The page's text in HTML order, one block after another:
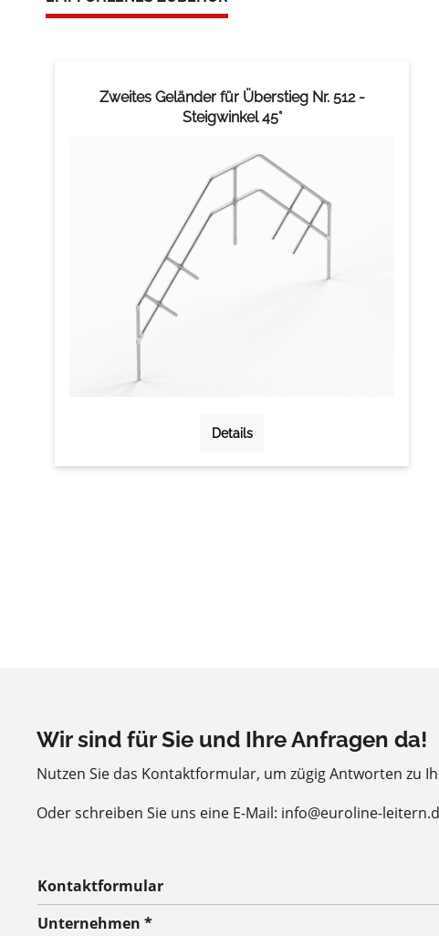
Zweites Geländer für Überstieg Nr. 512 -
Steigwinkel 45°
Details
Wir sind für Sie und Ihre Anfragen da!
Nutzen Sie das Kontaktformular, um zügig Antworten zu
Oder schreiben Sie uns eine E-Mail: info@euroline-
Kontaktformular
Unternehmen *